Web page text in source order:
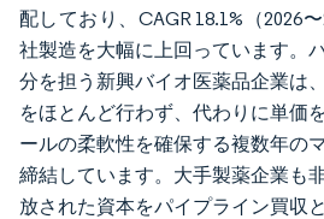
配しており、CAGR 18.1%（2026
社製造を大幅に上回っています。
分を担う新興バイオ医薬品企業は
をほとんど行わず、代わりに単価
ールの柔軟性を確保する複数年の
締結しています。大手製薬企業も
放された資本をパイプライン買収